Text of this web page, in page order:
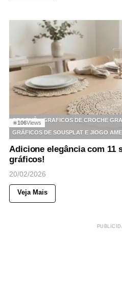
◉106Views
CROCHÊ
GRAFICOS DE CROCHE
GRÁFICOS DE SOUSPLAT E JIOGO
Adicione elegância com 11
gráficos!
20/02/2026
Veja Mais